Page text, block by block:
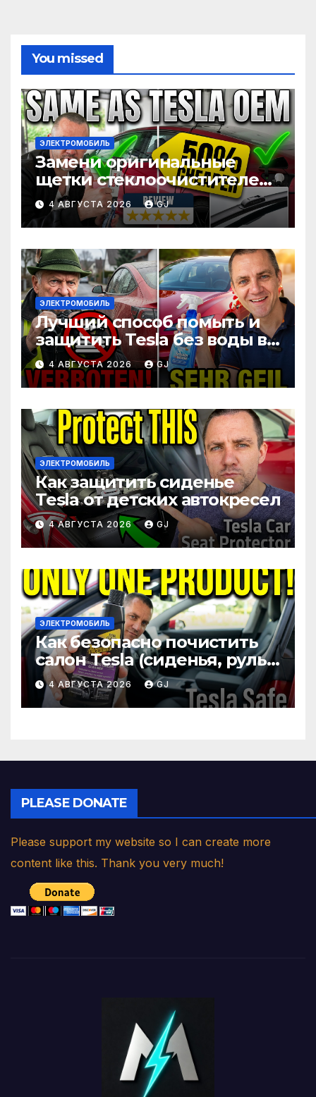
You missed
ЭЛЕКТРОМОБИЛЬ
Замени оригинальные
щетки стеклоочистителей
Tesla Model 3 за половину
цены
4 АВГУСТА 2026 GJ
ЭЛЕКТРОМОБИЛЬ
Лучший способ помыть и
защитить Tesla без воды во
время поездки
4 АВГУСТА 2026 GJ
ЭЛЕКТРОМОБИЛЬ
Как защитить сиденье
Tesla от детских автокресел
4 АВГУСТА 2026 GJ
ЭЛЕКТРОМОБИЛЬ
Как безопасно почистить
салон Tesla (сиденья, руль,
экран)
4 АВГУСТА 2026 GJ
PLEASE DONATE
Please support my website so I can create more
content like this. Thank you very much!